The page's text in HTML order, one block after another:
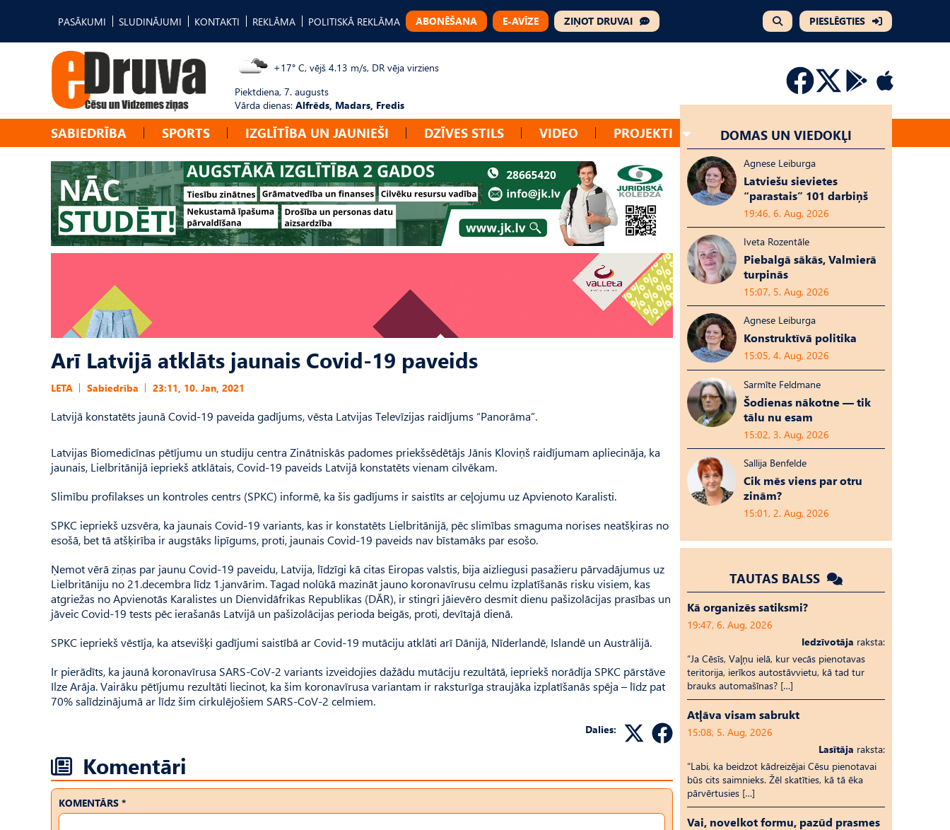
PASĀKUMI SLUDINĀJUMI KONTAKTI REKLĀMA POLITISKĀ REKLĀMA ABONĒŠANA E-AVĪZE ZIŅOT DRUVAI PIESLĒGTIES
+17° C, vējš 4.13 m/s, DR vēja virziens
Piektdiena, 7. augusts
Vārda dienas: Alfrēds, Madars, Fredis
SABIEDRĪBA SPORTS IZGLĪTĪBA UN JAUNIEŠI DZĪVES STILS VIDEO PROJEKTI
Arī Latvijā atklāts jaunais Covid-19 paveids
LETA Sabiedrība 23:11, 10. Jan, 2021
Latvijā konstatēts jaunā Covid-19 paveida gadījums, vēsta Latvijas Televīzijas raidījums “Panorāma”.
Latvijas Biomedicīnas pētījumu un studiju centra Zinātniskās padomes priekšsēdētājs Jānis Kloviņš raidījumam apliecināja, ka
jaunais, Lielbritānijā iepriekš atklātais, Covid-19 paveids Latvijā konstatēts vienam cilvēkam.
Slimību profilakses un kontroles centrs (SPKC) informē, ka šis gadījums ir saistīts ar ceļojumu uz Apvienoto Karalisti.
SPKC iepriekš uzsvēra, ka jaunais Covid-19 variants, kas ir konstatēts Lielbritānijā, pēc slimības smaguma norises neatšķiras no
esošā, bet tā atšķirība ir augstāks lipīgums, proti, jaunais Covid-19 paveids nav bīstamāks par esošo.
Ņemot vērā ziņas par jaunu Covid-19 paveidu, Latvija, līdzīgi kā citas Eiropas valstis, bija aizliegusi pasažieru pārvadājumus uz
Lielbritāniju no 21.decembra līdz 1.janvārim. Tagad nolūkā mazināt jauno koronavīrusu celmu izplatīšanās risku visiem, kas
atgriežas no Apvienotās Karalistes un Dienvidāfrikas Republikas (DĀR), ir stingri jāievēro desmit dienu pašizolācijas prasības un
jāveic Covid-19 tests pēc ierašanās Latvijā un pašizolācijas perioda beigās, proti, devītajā dienā.
SPKC iepriekš vēstīja, ka atsevišķi gadījumi saistībā ar Covid-19 mutāciju atklāti arī Dānijā, Nīderlandē, Islandē un Austrālijā.
Ir pierādīts, ka jaunā koronavīrusa SARS-CoV-2 variants izveidojies dažādu mutāciju rezultātā, iepriekš norādīja SPKC pārstāve
Ilze Arāja. Vairāku pētījumu rezultāti liecinot, ka šim koronavīrusa variantam ir raksturīga straujāka izplatīšanās spēja – līdz pat
70% salīdzinājumā ar līdz šim cirkulējošiem SARS-CoV-2 celmiem.
Dalies:
Komentāri
KOMENTĀRS *
DOMAS UN VIEDOKĻI
Agnese Leiburga
Latviešu sievietes
“parastais” 101 darbiņš
19:46, 6. Aug, 2026
Iveta Rozentāle
Piebalgā sākās, Valmierā
turpinās
15:07, 5. Aug, 2026
Agnese Leiburga
Konstruktīvā politika
15:05, 4. Aug, 2026
Sarmīte Feldmane
Šodienas nākotne — tik
tālu nu esam
15:02, 3. Aug, 2026
Sallija Benfelde
Cik mēs viens par otru
zinām?
15:01, 2. Aug, 2026
TAUTAS BALSS
Kā organizēs satiksmi?
19:47, 6. Aug, 2026
Iedzīvotāja raksta:
“Ja Cēsīs, Vaļņu ielā, kur vecās pienotavas
teritorija, ierīkos autostāvvietu, kā tad tur
brauks automašīnas? […]
Atļāva visam sabrukt
15:08, 5. Aug, 2026
Lasītāja raksta:
“Labi, ka beidzot kādreizējai Cēsu pienotavai
būs cits saimnieks. Žēl skatīties, kā tā ēka
pārvērtusies […]
Vai, novelkot formu, pazūd prasmes